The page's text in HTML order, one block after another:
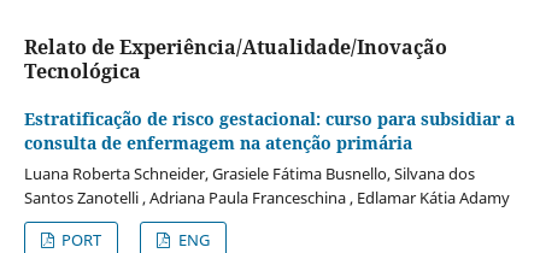
Relato de Experiência/Atualidade/Inovação
Tecnológica
Estratificação de risco gestacional: curso para subsidiar a
consulta de enfermagem na atenção primária
Luana Roberta Schneider, Grasiele Fátima Busnello, Silvana dos
Santos Zanotelli , Adriana Paula Franceschina , Edlamar Kátia Adamy
PORT
ENG